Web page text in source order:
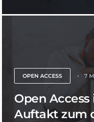
OPEN ACCESS 7
Open
Auftakt zum